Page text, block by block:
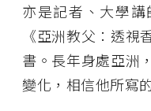
亦是記者、大學
《亞洲教父：透視
書。長年身處亞洲
變化，相信他所寫